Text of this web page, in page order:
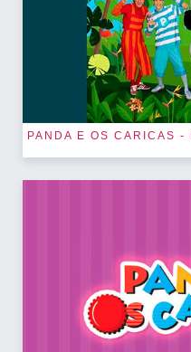
PANDA E OS CARICAS -